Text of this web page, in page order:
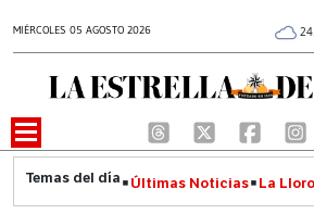
MIÉRCOLES 05 AGOSTO 2026
Últimas Noticias La